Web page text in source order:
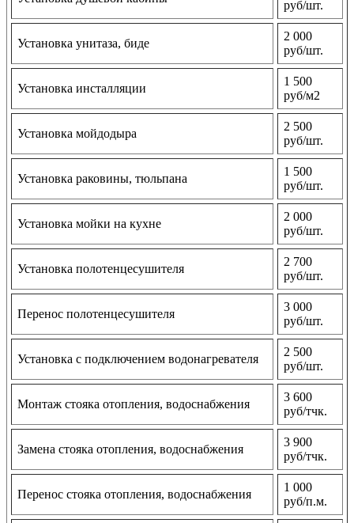
руб/шт.
Установка унитаза, биде
2 000
руб/шт.
Установка инсталляции
1 500
руб/м2
Установка мойдодыра
2 500
руб/шт.
Установка раковины, тюльпана
1 500
руб/шт.
Установка мойки на кухне
2 000
руб/шт.
Установка полотенцесушителя
2 700
руб/шт.
Перенос полотенцесушителя
3 000
руб/шт.
Установка с подключением водонагревателя
2 500
руб/шт.
Монтаж стояка отопления, водоснабжения
3 600
руб/тчк.
Замена стояка отопления, водоснабжения
3 900
руб/тчк.
Перенос стояка отопления, водоснабжения
1 000
руб/п.м.